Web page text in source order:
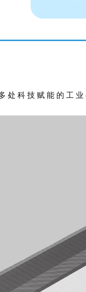
处 科 技 赋 能 的 工